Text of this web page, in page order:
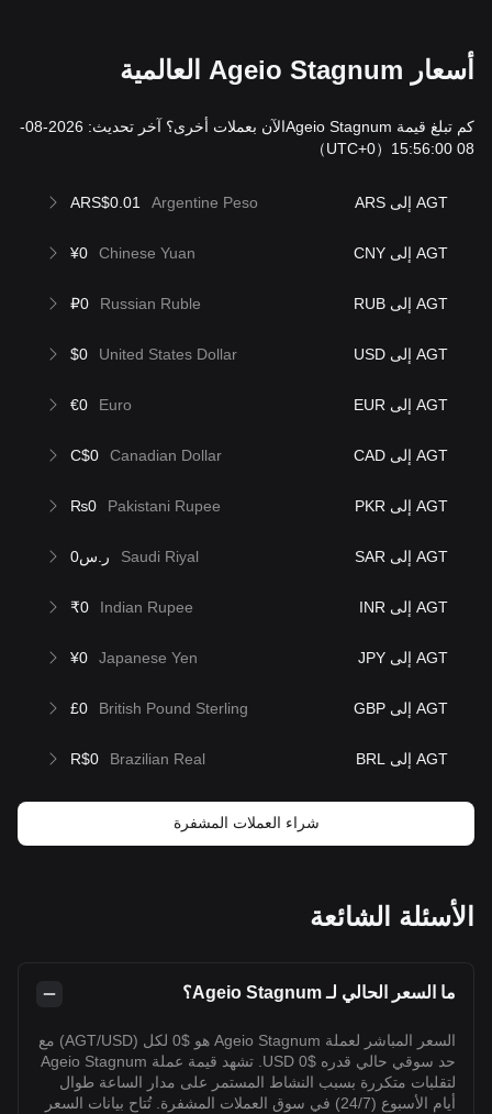
أسعار Ageio Stagnum العالمية
كم تبلغ قيمة Ageio Stagnumالآن بعملات أخرى؟ آخر تحديث: 2026-08-
08 15:56:00
（UTC+0）
AGT إلى ARS Argentine Peso
ARS$0.01
AGT إلى CNY Chinese Yuan
¥0
AGT إلى RUB Russian Ruble
₽0
AGT إلى USD United States Dollar
$0
AGT إلى EUR Euro
€0
AGT إلى CAD Canadian Dollar
C$0
AGT إلى PKR Pakistani Rupee
₨0
AGT إلى SAR Saudi Riyal ر.س0
AGT إلى INR Indian Rupee
₹0
AGT إلى JPY Japanese Yen
¥0
AGT إلى GBP British Pound Sterling
£0
AGT إلى BRL Brazilian Real
R$0
شراء العملات المشفرة
الأسئلة الشائعة
ما السعر الحالي لـ Ageio Stagnum؟
السعر المباشر لعملة Ageio Stagnum هو $0 لكل (AGT/USD) مع
حد سوقي حالي قدره $0 USD. تشهد قيمة عملة Ageio Stagnum
لتقلبات متكررة بسبب النشاط المستمر على مدار الساعة طوال
أيام الأسبوع (24/7) في سوق العملات المشفرة. تُتاح بيانات السعر